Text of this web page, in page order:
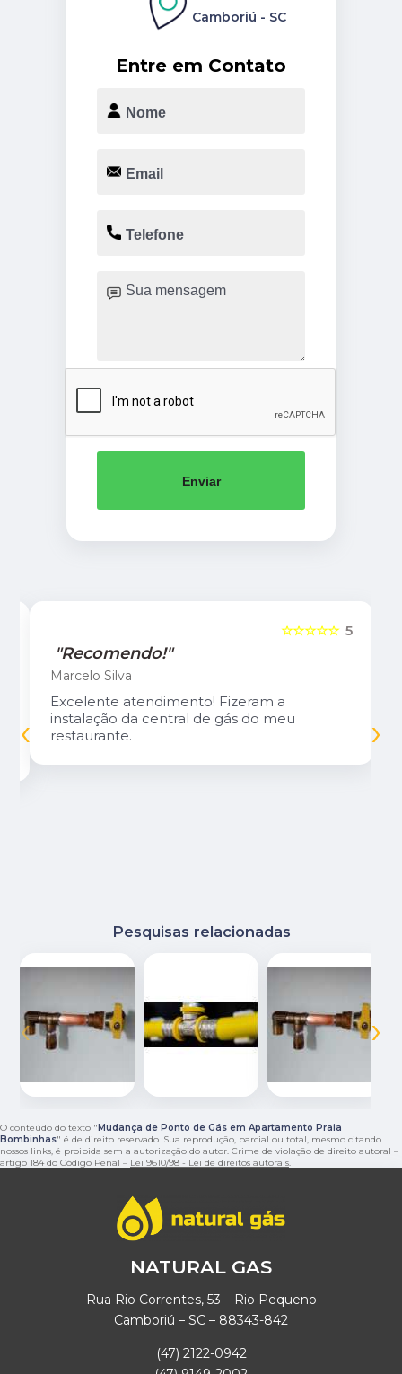
Entre em Contato
Camboriú - SC
Enviar
5
☆☆☆☆☆
"Recomendo!"
Marcelo Silva
Excelente atendimento! Fizeram a
instalação da central de gás do meu
restaurante.
‹ ›
Pesquisas relacionadas
‹ ›
O conteúdo do texto "Mudança de Ponto de Gás em Apartamento Praia
Bombinhas" é de direito reservado. Sua reprodução, parcial ou total, mesmo citando
nossos links, é proibida sem a autorização do autor. Crime de violação de direito autoral –
artigo 184 do Código Penal – Lei 9610/98 - Lei de direitos autorais.
NATURAL GAS
Rua Rio Correntes, 53 – Rio Pequeno
Camboriú – SC – 88343-842
(47) 2122-0942